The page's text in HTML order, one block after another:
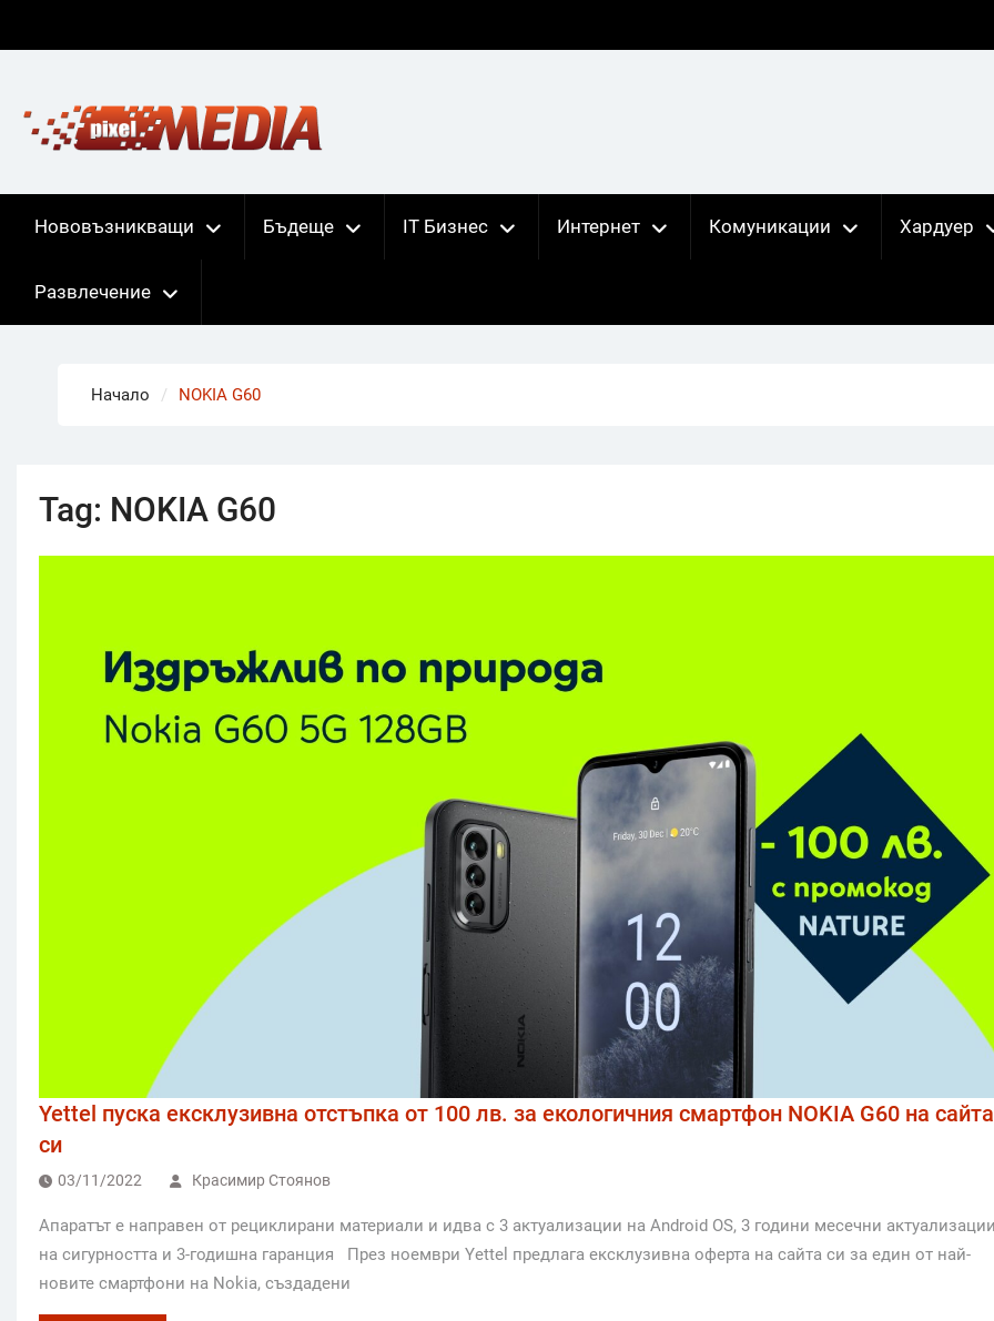
Нововъзникващи Бъдеще IT Бизнес Интернет Комуникации Хардуер
Развлечение
Начало NOKIA G60
Tag: NOKIA G60
Yettel пуска ексклузивна отстъпка от 100 лв. за екологичния смартфон NOKIA G60 на сайта
си
03/11/2022 Красимир Стоянов
Апаратът е направен от рециклирани материали и идва с 3 актуализации на Android OS, 3 години месечни
на сигурността и 3-годишна гаранция През ноември Yettel предлага ексклузивна оферта на сайта си за един от най-
новите смартфони на Nokia, създадени